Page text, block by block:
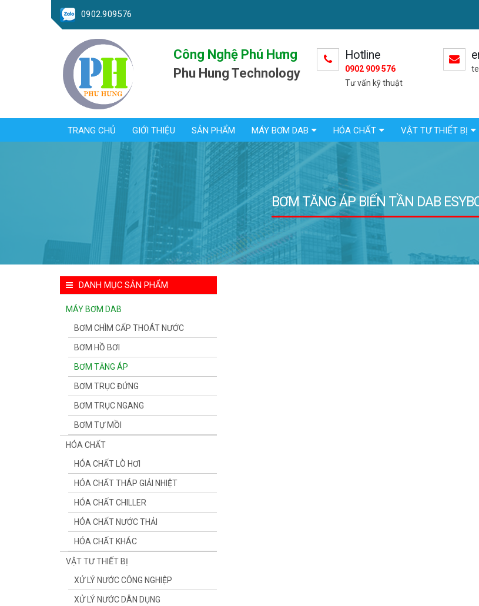
0902.909576
Công Nghệ Phú Hưng
Phu Hung Technology
Hotline
0902 909 576
Tư vấn kỹ thuật
TRANG CHỦ GIỚI THIỆU SẢN PHẨM MÁY BƠM DAB HÓA CHẤT VẬT TƯ THIẾT BỊ
BƠM TĂNG ÁP BIẾN TẦN DAB
DANH MỤC SẢN PHẨM
MÁY BƠM DAB
BƠM CHÌM CẤP THOÁT NƯỚC
BƠM HỒ BƠI
BƠM TĂNG ÁP
BƠM TRỤC ĐỨNG
BƠM TRỤC NGANG
BƠM TỰ MỒI
HÓA CHẤT
HÓA CHẤT LÒ HƠI
HÓA CHẤT THÁP GIẢI NHIỆT
HÓA CHẤT CHILLER
HÓA CHẤT NƯỚC THẢI
HÓA CHẤT KHÁC
VẬT TƯ THIẾT BỊ
XỬ LÝ NƯỚC CÔNG NGHIỆP
XỬ LÝ NƯỚC DÂN DỤNG